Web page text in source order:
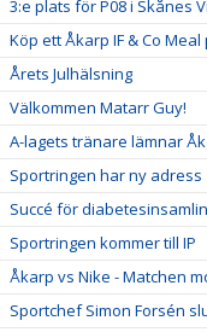
3:e plats för P08 i Skånes
Köp ett Åkarp IF & Co
Årets Julhälsning
Välkommen Matarr Guy!
A-lagets tränare lämnar
Sportringen har ny adress
Succé för
Sportringen kommer till IP
Åkarp vs Nike - Matchen
Sportchef Simon Forsén